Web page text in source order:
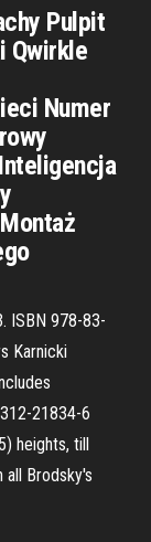
Pulpit
Qwirkle
Numer
ISBN 978-83-
Karnicki
21834-6
heights, till
all Brodsky's